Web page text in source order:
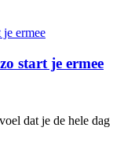
start je ermee
dat je de hele dag